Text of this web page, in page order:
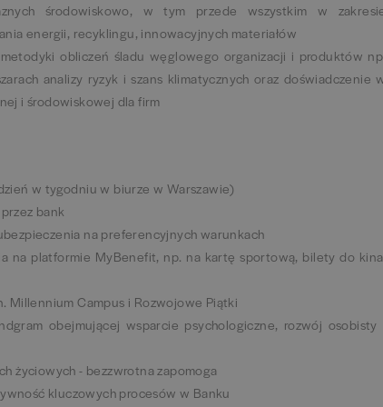
środowiskowo, w tym przede wszystkim w
energii, recyklingu, innowacyjnych materiałów
obliczeń śladu węglowego organizacji i produktów
analizy ryzyk i szans klimatycznych oraz doświadczenie
i środowiskowej dla firm
w tygodniu w biurze w Warszawie)
bank
na preferencyjnych warunkach
na platformie MyBenefit, np. na kartę sportową, bilety do
Millennium Campus i Rozwojowe Piątki
obejmującej wsparcie psychologiczne, rozwój osobisty
życiowych - bezzwrotna zapomoga
kluczowych procesów w Banku